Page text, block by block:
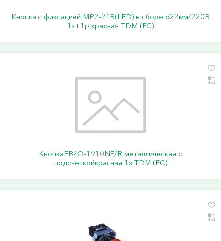
Кнопка с фиксацией MP2-21R(LED) в сборе d22мм/220В
1з+1р красная TDM (ЕС)
КнопкаEB2Q-1910NE/R металлическая с
подсветкойкрасная 1з TDM (ЕС)